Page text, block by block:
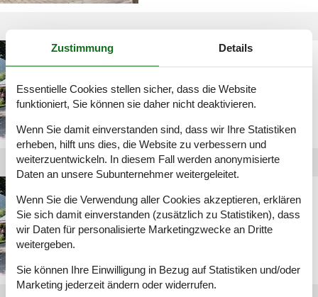
ferienwohnung mit pool
zillertal
Zustimmung Details
Essentielle Cookies stellen sicher, dass die Website
funktioniert, Sie können sie daher nicht deaktivieren.
Wenn Sie damit einverstanden sind, dass wir Ihre Statistiken
erheben, hilft uns dies, die Website zu verbessern und
weiterzuentwickeln. In diesem Fall werden anonymisierte
Daten an unsere Subunternehmer weitergeleitet.
Wenn Sie die Verwendung aller Cookies akzeptieren, erklären
Sie sich damit einverstanden (zusätzlich zu Statistiken), dass
wir Daten für personalisierte Marketingzwecke an Dritte
weitergeben.
Sie können Ihre Einwilligung in Bezug auf Statistiken und/oder
Marketing jederzeit ändern oder widerrufen.